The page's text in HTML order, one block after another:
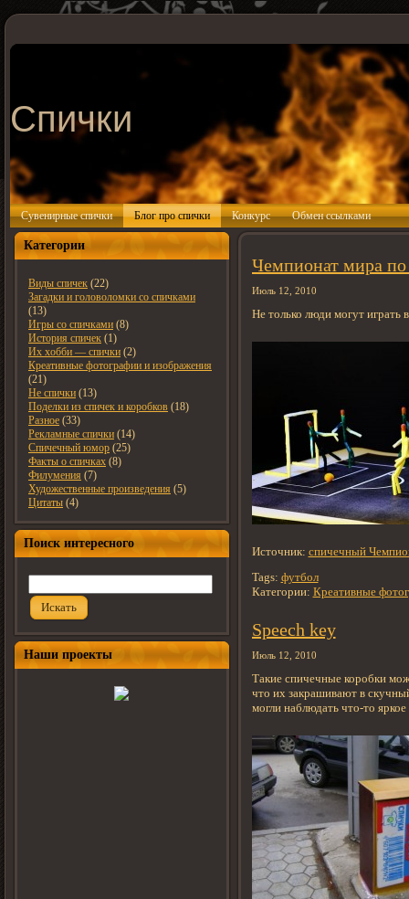
Спички
Сувенирные спички Блог про спички Конкурс Обмен ссылками
Категории
Виды спичек (22)
Загадки и головоломки со спичками
(13)
Игры со спичками (8)
История спичек (1)
Их хобби — спички (2)
Креативные фотографии и изображения
(21)
Не спички (13)
Поделки из спичек и коробков (18)
Разное (33)
Рекламные спички (14)
Спичечный юмор (25)
Факты о спичках (8)
Филумения (7)
Художественные произведения (5)
Цитаты (4)
Поиск интересного
Искать
Наши проекты
Чемпионат мира
Июль 12, 2010
Не только люди могут играть
Источник: спичечный
Tags: футбол
Категории: Креативные
Speech key
Июль 12, 2010
Такие спичечные коробки
что их закрашивают в
могли наблюдать что-то